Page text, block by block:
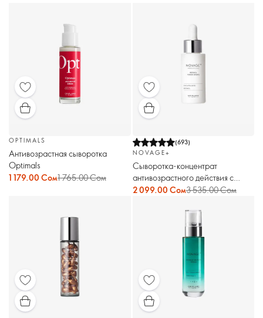
OPTIMALS
Антивозрастная сыворотка
Optimals
1 179.00 Сом1 765.00 Сом
(693)
NOVAGE+
Сыворотка-концентрат
антивозрастного действия с
ретинолом Novage+
2 099.00 Сом3 535.00 Сом